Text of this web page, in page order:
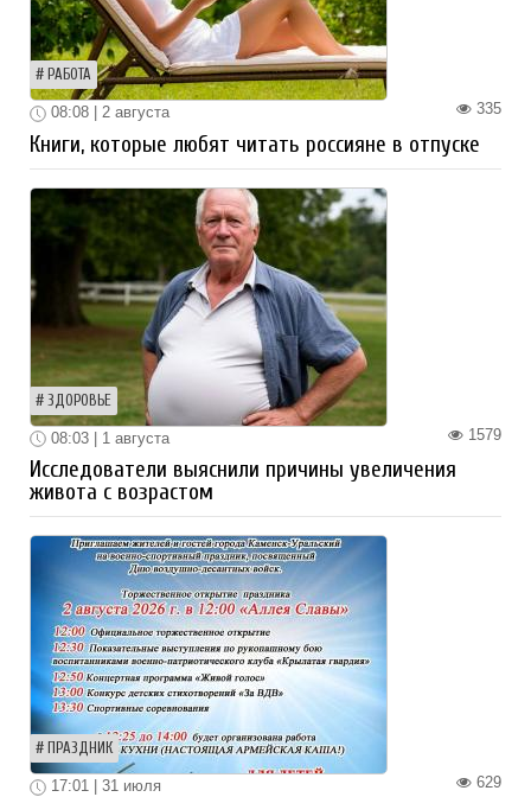
РАБОТА
335
08:08 | 2 августа
Книги, которые любят читать россияне в отпуске
ЗДОРОВЬЕ
1579
08:03 | 1 августа
Исследователи выяснили причины увеличения
живота с возрастом
ПРАЗДНИК
629
17:01 | 31 июля